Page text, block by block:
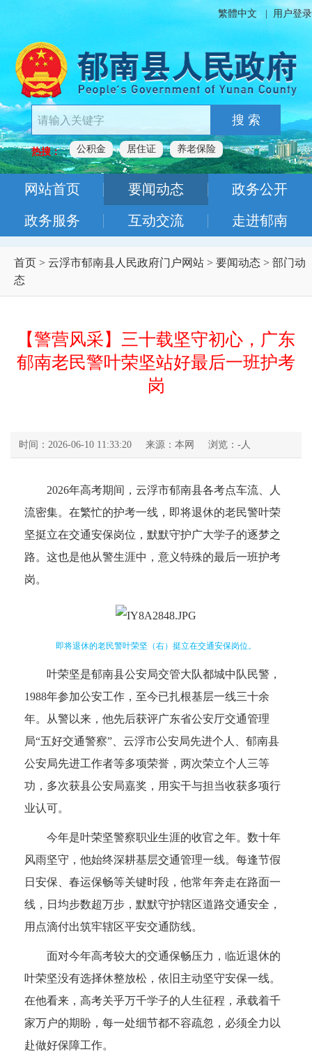
繁體中文 用户登录
搜 索
热搜： 公积金 居住证 养老保险
网站首页 要闻动态 政务公开
政务服务 互动交流 走进郁南
首页 > 云浮市郁南县人民政府门户网站 > 要闻动态 > 部门动
态
【警营风采】三十载坚守初心，广东
郁南老民警叶荣坚站好最后一班护考
岗
时间：2026-06-10 11:33:20 来源：本网 浏览： - 人
2026年高考期间，云浮市郁南县各考点车流、人
流密集。在繁忙的护考一线，即将退休的老民警叶荣
坚挺立在交通安保岗位，默默守护广大学子的逐梦之
路。这也是他从警生涯中，意义特殊的最后一班护考
岗。
即将退休的老民警叶荣坚（右）挺立在交通安保岗位。
叶荣坚是郁南县公安局交管大队都城中队民警，
1988年参加公安工作，至今已扎根基层一线三十余
年。从警以来，他先后获评广东省公安厅交通管理
局“五好交通警察”、云浮市公安局先进个人、郁南县
公安局先进工作者等多项荣誉，两次荣立个人三等
功，多次获县公安局嘉奖，用实干与担当收获多项行
业认可。
今年是叶荣坚警察职业生涯的收官之年。数十年
风雨坚守，他始终深耕基层交通管理一线。每逢节假
日安保、春运保畅等关键时段，他常年奔走在路面一
线，日均步数超万步，默默守护辖区道路交通安全，
用点滴付出筑牢辖区平安交通防线。
面对今年高考较大的交通保畅压力，临近退休的
叶荣坚没有选择休整放松，依旧主动坚守安保一线。
在他看来，高考关乎万千学子的人生征程，承载着千
家万户的期盼，每一处细节都不容疏忽，必须全力以
赴做好保障工作。